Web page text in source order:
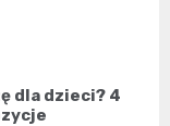
dla dzieci? 4